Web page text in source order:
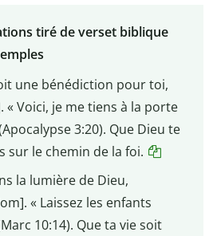
tiré de verset biblique
une bénédiction pour toi,
« Voici, je me tiens à la porte
3:20). Que Dieu te
sur le chemin de la foi.
la lumière de Dieu,
« Laissez les enfants
10:14). Que ta vie soit